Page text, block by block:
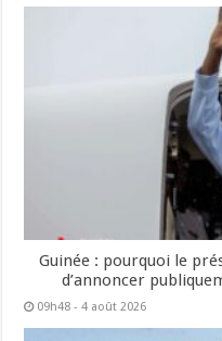
Guinée : pourquoi le
d’annoncer
09h48 - 4 août 2026